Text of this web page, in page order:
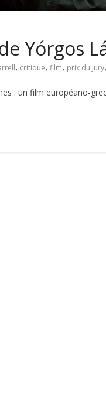
Yórgos
, critique, film, prix du jury,
: un film européano-